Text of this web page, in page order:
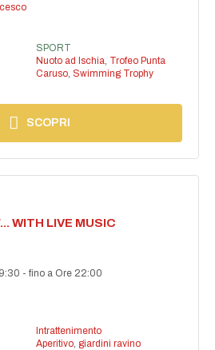
SPORT
Nuoto ad Ischia, Trofeo Punta
Caruso, Swimming Trophy
SCOPRI
WITH LIVE MUSIC
-fino a Ore 22:00
Intrattenimento
Aperitivo, giardini ravino